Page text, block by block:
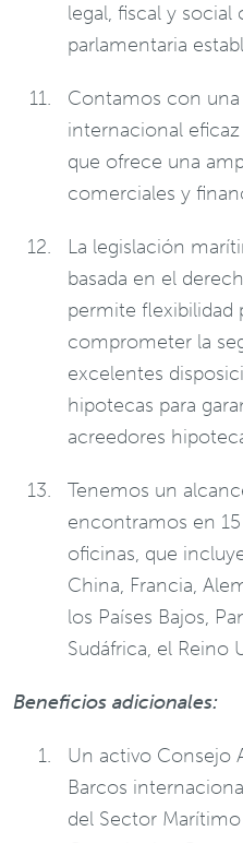
legal, fiscal y
parlamentaria
Contamos con
internacional
que ofrece una
comerciales y
La legislación
basada en el
permite flexibilidad
comprometer la
excelentes
hipotecas para
acreedores
Tenemos un
encontramos en
oficinas, que
China, Francia,
los Países Bajos,
Sudáfrica, el Reino
Beneficios adicionales:
Un activo Consejo
Barcos
del Sector